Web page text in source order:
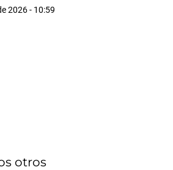
2026 - 10:59
otros